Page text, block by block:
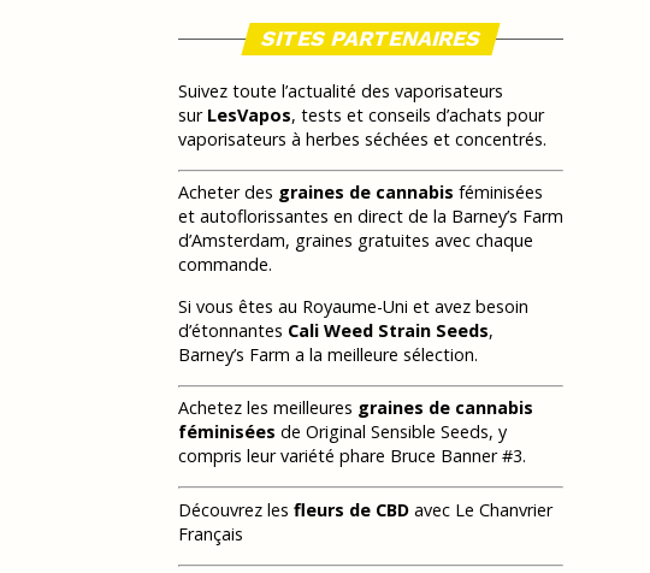
SITES PARTENAIRES
Suivez toute l’actualité des vaporisateurs
sur LesVapos, tests et conseils d’achats pour
vaporisateurs à herbes séchées et concentrés.
Acheter des graines de cannabis féminisées
et autoflorissantes en direct de la Barney’s Farm
d’Amsterdam, graines gratuites avec chaque
commande.
Si vous êtes au Royaume-Uni et avez besoin
d’étonnantes Cali Weed Strain Seeds,
Barney’s Farm a la meilleure sélection.
Achetez les meilleures graines de cannabis
féminisées de Original Sensible Seeds, y
compris leur variété phare Bruce Banner #3.
Découvrez les fleurs de CBD avec Le Chanvrier
Français